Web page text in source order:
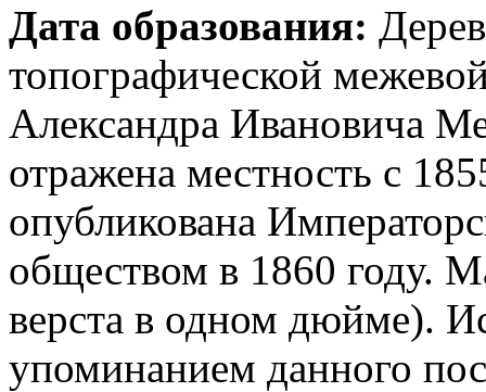
Дата образования:
топографической
Александра Ивановича
отражена местность с
опубликована
обществом в 1860 году.
верста в одном дюйме).
упоминанием данного